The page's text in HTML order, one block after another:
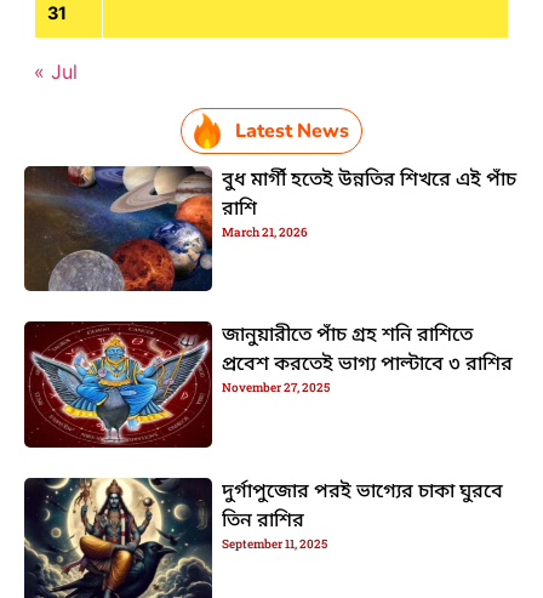
31
« Jul
Latest News
বুধ মার্গী হতেই উন্নতির শিখরে এই পাঁচ
রাশি
March 21, 2026
জানুয়ারীতে পাঁচ গ্রহ শনি রাশিতে
প্রবেশ করতেই ভাগ্য পাল্টাবে ৩ রাশির
November 27, 2025
দুর্গাপুজোর পরই ভাগ্যের চাকা ঘুরবে
তিন রাশির
September 11, 2025